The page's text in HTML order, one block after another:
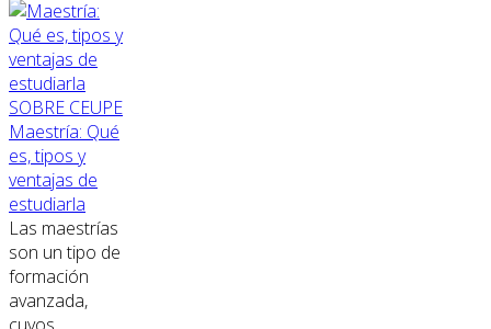
SOBRE CEUPE
Maestría: Qué
es, tipos y
ventajas de
estudiarla
Las maestrías
son un tipo de
formación
avanzada,